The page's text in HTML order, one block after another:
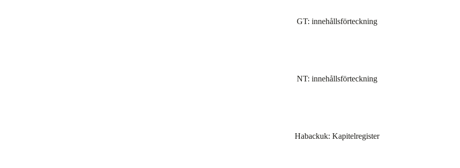
GT: innehållsförteckning
NT: innehållsförteckning
Habackuk: Kapitelregister